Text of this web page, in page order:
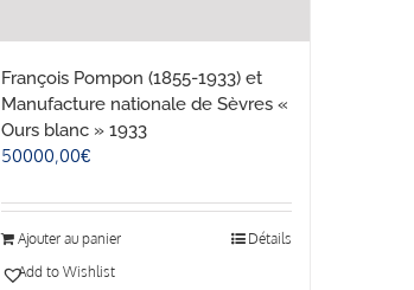
François Pompon (1855-1933) et
Manufacture nationale de Sèvres «
Ours blanc » 1933
50000,00€
Ajouter au panier
Détails
Add to Wishlist